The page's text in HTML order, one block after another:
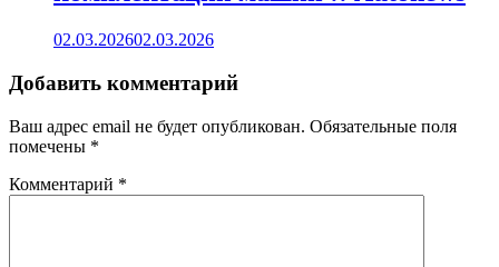
02.03.202602.03.2026
Добавить комментарий
Ваш адрес email не будет опубликован. Обязательные поля
помечены *
Комментарий *